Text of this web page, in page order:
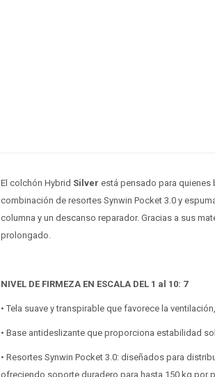
El colchón Hybrid Silver está pensado para quienes
combinación de resortes Synwin Pocket 3.0 y
columna y un descanso reparador. Gracias a sus
prolongado.
NIVEL DE FIRMEZA EN ESCALA DEL 1 al 10: 7
• Tela suave y transpirable que favorece la
• Base antideslizante que proporciona estabilidad
• Resortes Synwin Pocket 3.0: diseñados para
ofreciendo soporte duradero para hasta 150 kg por
¡Sumate a
Comprá en
¡Sumate a
Comprá en